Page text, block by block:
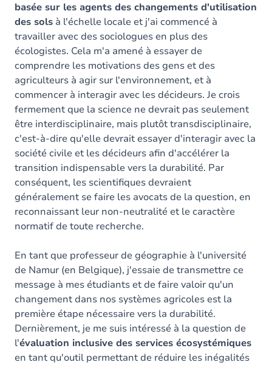
basée sur les agents des changements d'utilisation
des sols à l'échelle locale et j'ai commencé à
travailler avec des sociologues en plus des
écologistes. Cela m'a amené à essayer de
comprendre les motivations des gens et des
agriculteurs à agir sur l'environnement, et à
commencer à interagir avec les décideurs. Je crois
fermement que la science ne devrait pas seulement
être interdisciplinaire, mais plutôt transdisciplinaire,
c'est-à-dire qu'elle devrait essayer d'interagir avec la
société civile et les décideurs afin d'accélérer la
transition indispensable vers la durabilité. Par
conséquent, les scientifiques devraient
généralement se faire les avocats de la question, en
reconnaissant leur non-neutralité et le caractère
normatif de toute recherche.
En tant que professeur de géographie à l'université
de Namur (en Belgique), j'essaie de transmettre ce
message à mes étudiants et de faire valoir qu'un
changement dans nos systèmes agricoles est la
première étape nécessaire vers la durabilité.
Dernièrement, je me suis intéressé à la question de
l'évaluation inclusive des services écosystémiques
en tant qu'outil permettant de réduire les inégalités